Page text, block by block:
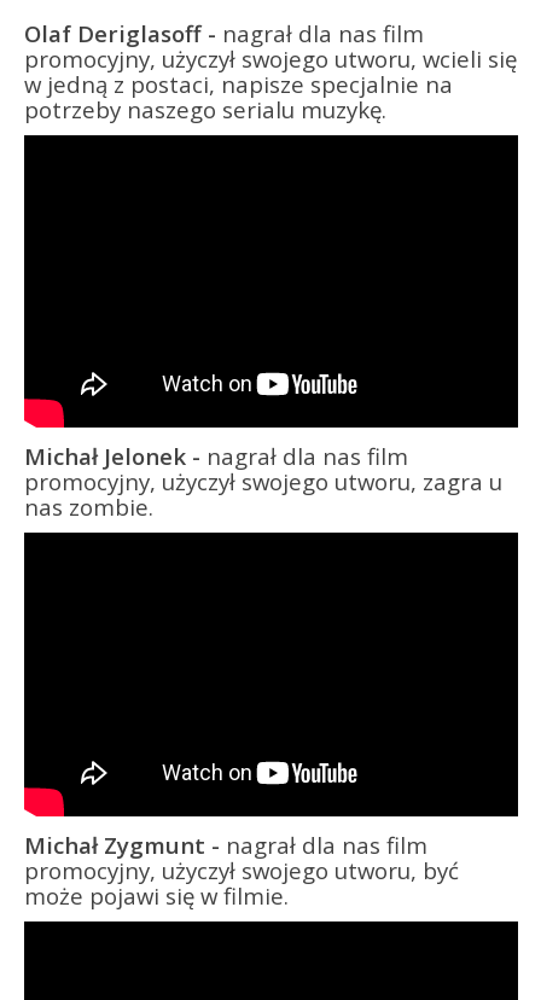
Olaf Deriglasoff - nagrał dla nas film
promocyjny, użyczył swojego utworu, wcieli się
w jedną z postaci, napisze specjalnie na
potrzeby naszego serialu muzykę.
Michał Jelonek - nagrał dla nas film
promocyjny, użyczył swojego utworu, zagra u
nas zombie.
Michał Zygmunt - nagrał dla nas film
promocyjny, użyczył swojego utworu, być
może pojawi się w filmie.